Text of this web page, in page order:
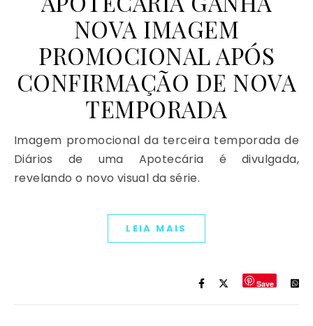
NOVA IMAGEM
PROMOCIONAL APÓS
CONFIRMAÇÃO DE NOVA
TEMPORADA
Imagem promocional da terceira temporada de
Diários de uma Apotecária é divulgada,
revelando o novo visual da série.
LEIA MAIS
Save